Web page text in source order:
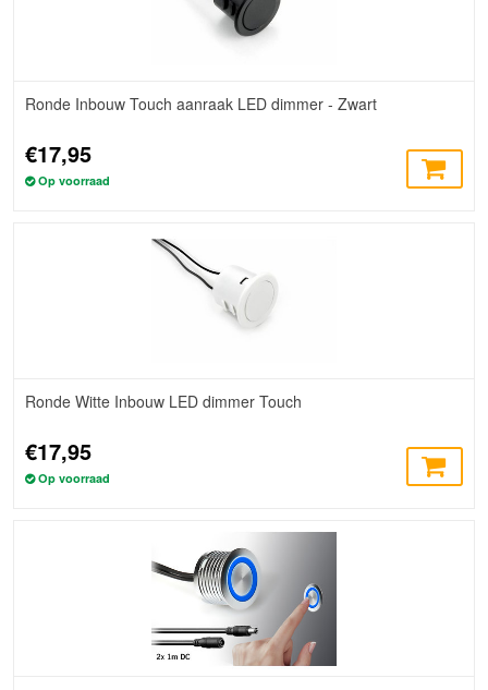
Ronde Inbouw Touch aanraak LED dimmer - Zwart
€17,95
Op voorraad
Ronde Witte Inbouw LED dimmer Touch
€17,95
Op voorraad